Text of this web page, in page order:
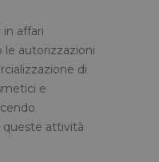
affari
autorizzazioni
di
e
queste attività